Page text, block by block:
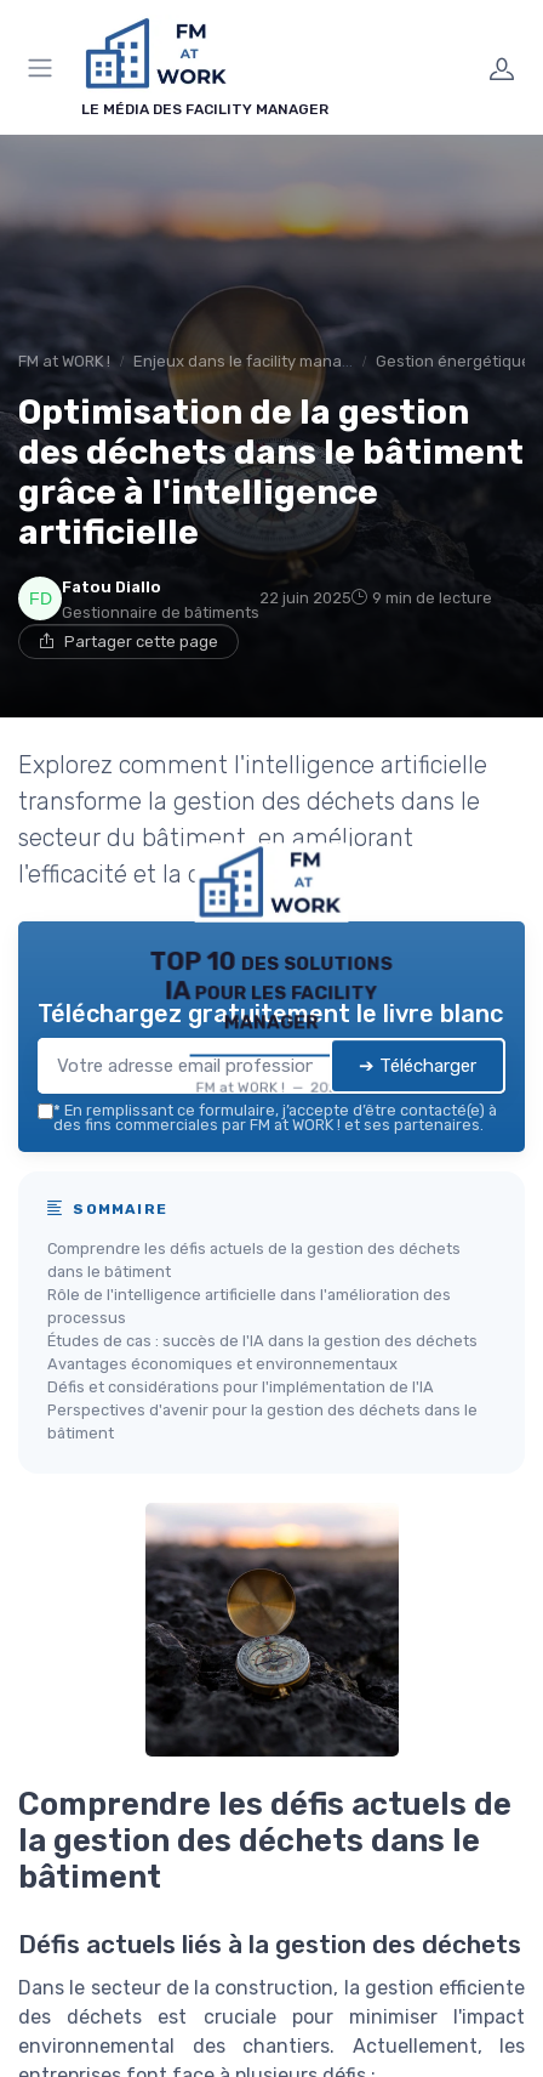
LE MÉDIA DES FACILITY MANAGER
FM at WORK ! Enjeux dans le facility management Gestion énergétique
Optimisation de la gestion
des déchets dans le bâtiment
grâce à l'intelligence
artificielle
Fatou Diallo
Gestionnaire de bâtiments
22 juin 2025 9 min de lecture
Partager cette page
Explorez comment l'intelligence artificielle
transforme la gestion des déchets dans le
secteur du bâtiment, en améliorant
l'efficacité et la durabilité.
TOP 10 des solutions
IA pour les facility
manager
FM at WORK ! — 2026
Téléchargez gratuitement le livre blanc
➔ Télécharger
* En remplissant ce formulaire, j’accepte d’être contacté(e) à
des fins commerciales par FM at WORK ! et ses partenaires.
SOMMAIRE
Comprendre les défis actuels de la gestion des déchets
dans le bâtiment
Rôle de l'intelligence artificielle dans l'amélioration des
processus
Études de cas : succès de l'IA dans la gestion des déchets
Avantages économiques et environnementaux
Défis et considérations pour l'implémentation de l'IA
Perspectives d'avenir pour la gestion des déchets dans le
bâtiment
Comprendre les défis actuels de
la gestion des déchets dans le
bâtiment
Défis actuels liés à la gestion des déchets
Dans le secteur de la construction, la gestion efficiente
des déchets est cruciale pour minimiser l'impact
environnemental des chantiers. Actuellement, les
Panneau de gestion des cookies